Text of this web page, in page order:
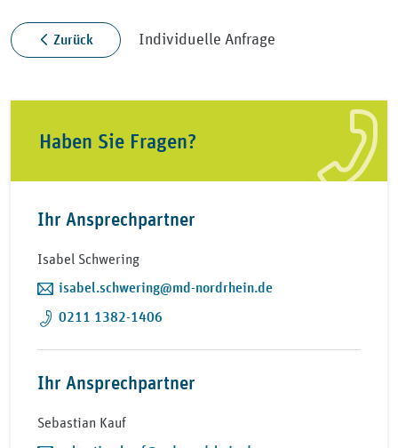
Zurück Individuelle Anfrage
Haben Sie Fragen?
Ihr Ansprechpartner
Isabel Schwering
isabel.schwering@md-nordrhein.de
0211 1382-1406
Ihr Ansprechpartner
Sebastian Kauf